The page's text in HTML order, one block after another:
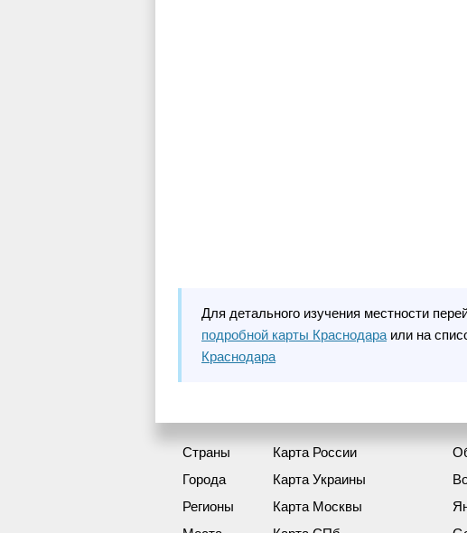
Для детального изучения местности
подробной карты Краснодара или на
Краснодара
Страны
Города
Регионы
Карта России
Карта Украины
Карта Москвы